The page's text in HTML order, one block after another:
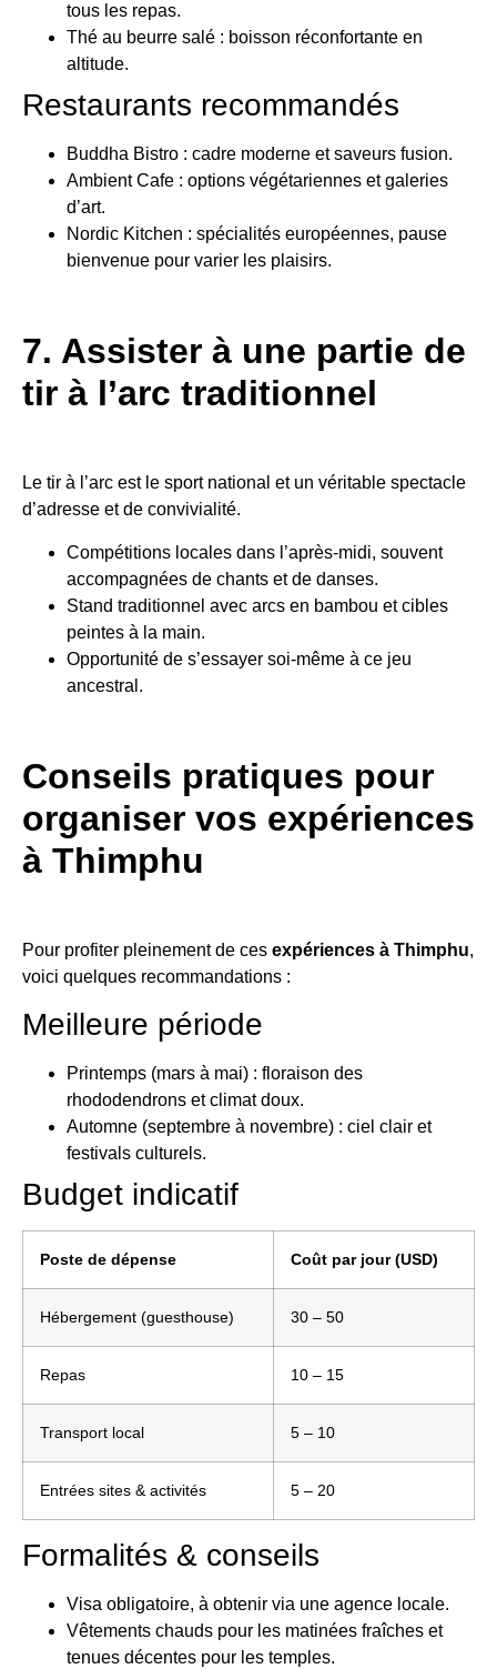
tous les repas.
Thé au beurre salé : boisson réconfortante en
altitude.
Restaurants recommandés
Buddha Bistro : cadre moderne et saveurs fusion.
Ambient Cafe : options végétariennes et galeries
d’art.
Nordic Kitchen : spécialités européennes, pause
bienvenue pour varier les plaisirs.
7. Assister à une partie de
tir à l’arc traditionnel
Le tir à l’arc est le sport national et un véritable spectacle
d’adresse et de convivialité.
Compétitions locales dans l’après-midi, souvent
accompagnées de chants et de danses.
Stand traditionnel avec arcs en bambou et cibles
peintes à la main.
Opportunité de s’essayer soi-même à ce jeu
ancestral.
Conseils pratiques pour
organiser vos expériences
à Thimphu
Pour profiter pleinement de ces expériences à Thimphu,
voici quelques recommandations :
Meilleure période
Printemps (mars à mai) : floraison des
rhododendrons et climat doux.
Automne (septembre à novembre) : ciel clair et
festivals culturels.
Budget indicatif
Poste de dépense Coût par jour (USD)
Hébergement (guesthouse) 30 – 50
Repas 10 – 15
Transport local 5 – 10
Entrées sites & activités 5 – 20
Formalités & conseils
Visa obligatoire, à obtenir via une agence locale.
Vêtements chauds pour les matinées fraîches et
tenues décentes pour les temples.